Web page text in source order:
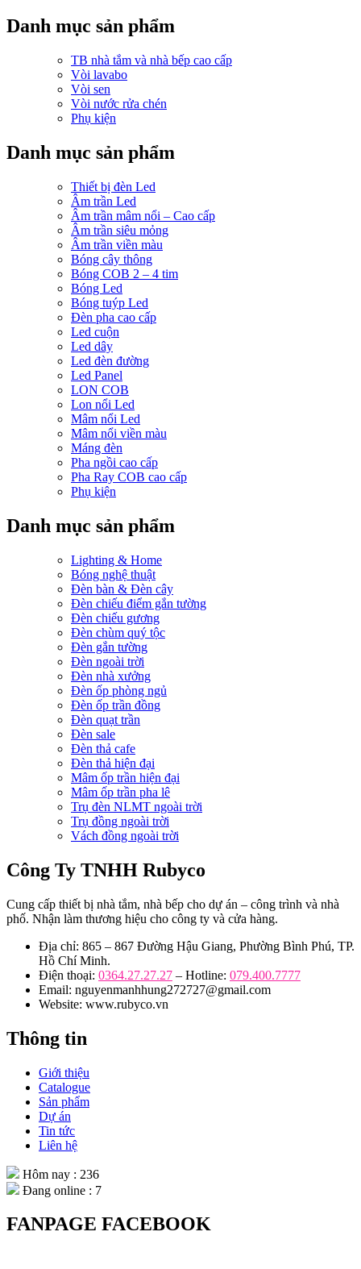
Danh mục sản phẩm
TB nhà tắm và nhà bếp cao cấp
Vòi lavabo
Vòi sen
Vòi nước rửa chén
Phụ kiện
Danh mục sản phẩm
Thiết bị đèn Led
Âm trần Led
Âm trần mâm nổi – Cao cấp
Âm trần siêu mỏng
Âm trần viền màu
Bóng cây thông
Bóng COB 2 – 4 tim
Bóng Led
Bóng tuýp Led
Đèn pha cao cấp
Led cuộn
Led dây
Led đèn đường
Led Panel
LON COB
Lon nổi Led
Mâm nổi Led
Mâm nổi viền màu
Máng đèn
Pha ngồi cao cấp
Pha Ray COB cao cấp
Phụ kiện
Danh mục sản phẩm
Lighting & Home
Bóng nghệ thuật
Đèn bàn & Đèn cây
Đèn chiếu điểm gắn tường
Đèn chiếu gương
Đèn chùm quý tộc
Đèn gắn tường
Đèn ngoài trời
Đèn nhà xưởng
Đèn ốp phòng ngủ
Đèn ốp trần đồng
Đèn quạt trần
Đèn sale
Đèn thả cafe
Đèn thả hiện đại
Mâm ốp trần hiện đại
Mâm ốp trần pha lê
Trụ đèn NLMT ngoài trời
Trụ đồng ngoài trời
Vách đồng ngoài trời
Công Ty TNHH Rubyco
Cung cấp thiết bị nhà tắm, nhà bếp cho dự án – công trình và nhà
phố. Nhận làm thương hiệu cho công ty và cửa hàng.
Địa chỉ: 865 – 867 Đường Hậu Giang, Phường Bình Phú, TP.
Hồ Chí Minh.
Điện thoại: 0364.27.27.27 – Hotline: 079.400.7777
Email: nguyenmanhhung272727@gmail.com
Website: www.rubyco.vn
Thông tin
Giới thiệu
Catalogue
Sản phẩm
Dự án
Tin tức
Liên hệ
Hôm nay : 236
Đang online : 7
FANPAGE FACEBOOK